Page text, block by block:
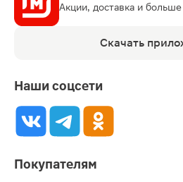
Акции, доставка и
Скачать
Наши соцсети
Покупателям